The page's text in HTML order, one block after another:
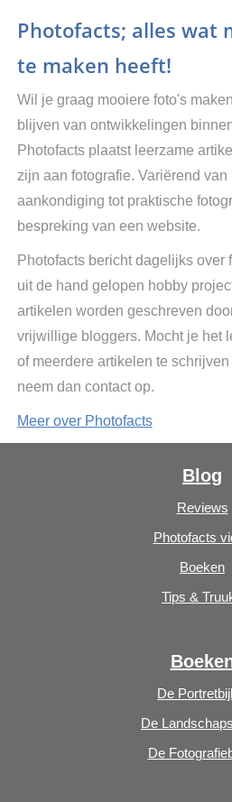
Photofacts; alles wat
te maken heeft!
Wil je graag mooiere foto's
blijven van ontwikkelingen
Photofacts plaatst leerzame
zijn aan fotografie. Variërend van
aankondiging tot praktische
bespreking van een website.
Photofacts bericht dagelijks over
uit de hand gelopen hobby
artikelen worden geschreven
vrijwillige bloggers. Mocht je het
of meerdere artikelen te
neem dan contact op.
Meer over Photofacts
Blog
Reviews
Photofacts
Boeken
Tips &
De
De
De